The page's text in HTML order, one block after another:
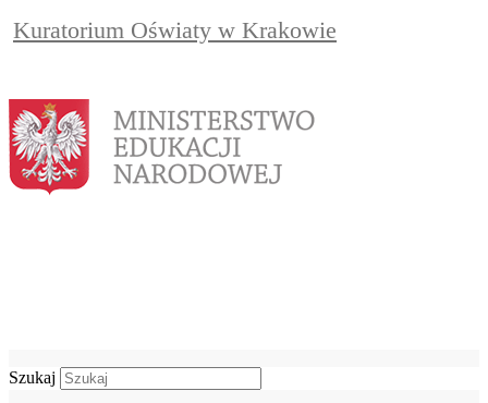
Kuratorium Oświaty w Krakowie
Szukaj